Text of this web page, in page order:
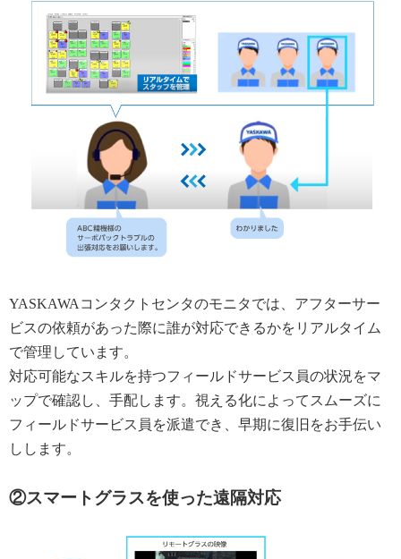
YASKAWAコンタクトセンタのモニタでは、アフターサー
ビスの依頼があった際に誰が対応できるかをリアルタイム
で管理しています。
対応可能なスキルを持つフィールドサービス員の状況をマ
ップで確認し、手配します。視える化によってスムーズに
フィールドサービス員を派遣でき、早期に復旧をお手伝い
しします。
②スマートグラスを使った遠隔対応